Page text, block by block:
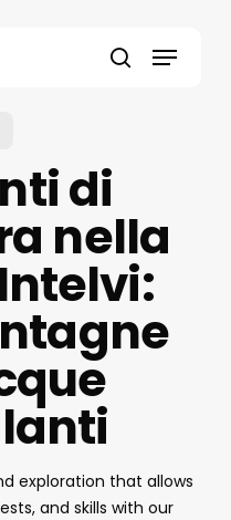
Menu
di
nella
exploration that allows
and skills with our